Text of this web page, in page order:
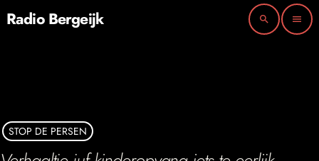
Radio Bergeijk search menu
STOP DE PERSEN